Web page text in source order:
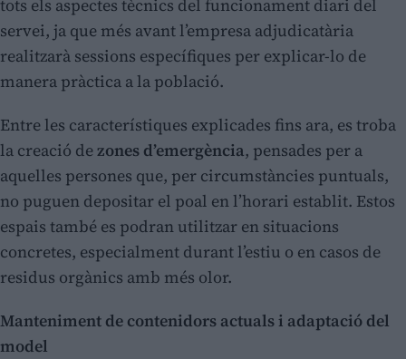
tots els aspectes tècnics del funcionament diari del
servei, ja que més avant l’empresa adjudicatària
realitzarà sessions específiques per explicar-lo de
manera pràctica a la població.
Entre les característiques explicades fins ara, es troba
la creació dezones d’emergència, pensades per a
aquelles persones que, per circumstàncies puntuals,
no puguen depositar el poal en l’horari establit. Estos
espais també es podran utilitzar en situacions
concretes, especialment durant l’estiu o en casos de
residus orgànics amb més olor.
Manteniment de contenidors actuals i adaptació del
model